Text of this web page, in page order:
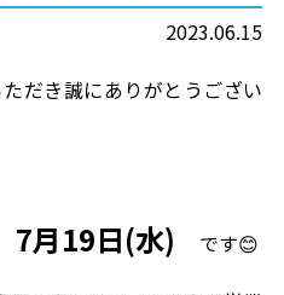
2023.06.15
だき誠にありがとうござい
7月19日(水)
です😊